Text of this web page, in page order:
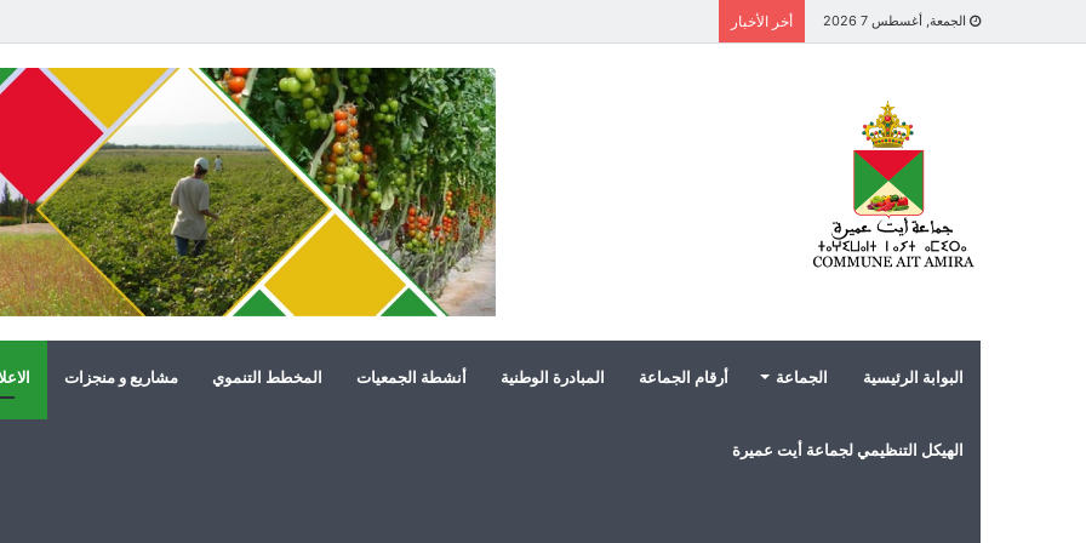
الجمعة, أغسطس 7 2026 أخر الأخبار
البوابة الرئيسية الجماعة أرقام الجماعة المبادرة الوطنية أنشطة الجمعيات المخطط التنموي مشاريع و منجزات
الهيكل التنظيمي لجماعة أيت عميرة